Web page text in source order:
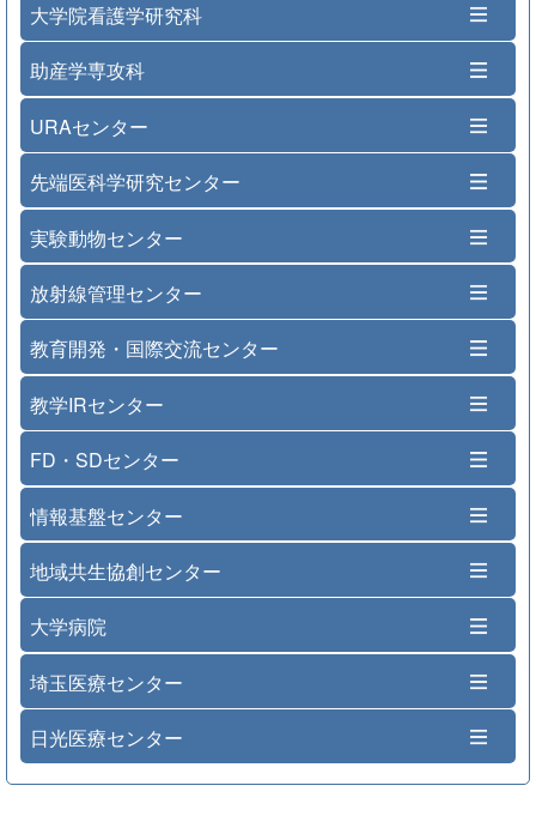
大学院看護学研究科
助産学専攻科
URAセンター
先端医科学研究センター
実験動物センター
放射線管理センター
教育開発・国際交流センター
教学IRセンター
FD・SDセンター
情報基盤センター
地域共生協創センター
大学病院
埼玉医療センター
日光医療センター